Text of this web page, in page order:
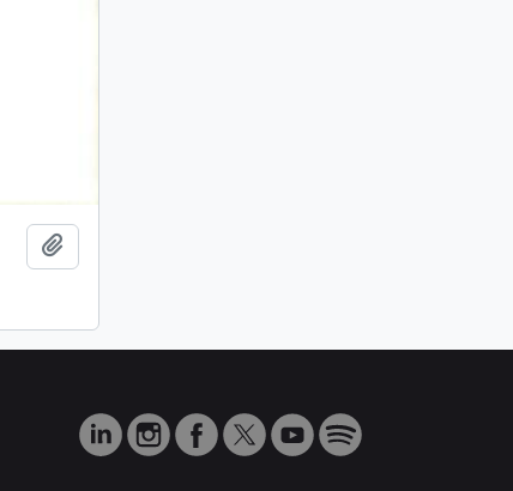
Añadir al portapapeles